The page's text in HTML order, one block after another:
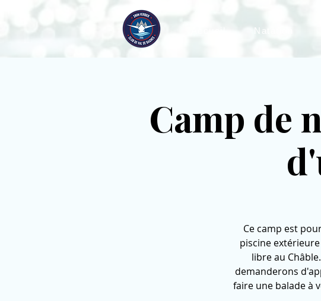
Natation
Camp de
Ce camp est
piscine
libre au
demanderons
faire une balade à